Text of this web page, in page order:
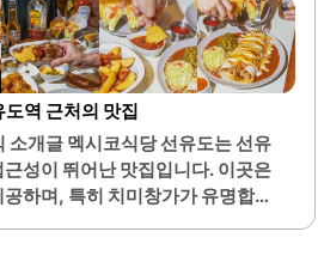
역 근처의 맛집
소개글 멕시코식당 선유도는 선유
성이 뛰어난 맛집입니다. 이곳은
하며, 특히 치미창가가 유명합니